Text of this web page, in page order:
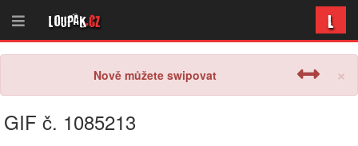
Loupak.cz L
×
Nově můžete swipovat
GIF č. 1085213